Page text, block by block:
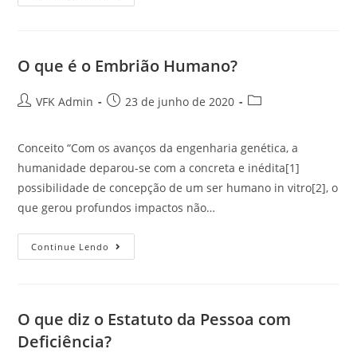
O que é o Embrião Humano?
VFK Admin 23 de junho de 2020
Conceito “Com os avanços da engenharia genética, a
humanidade deparou-se com a concreta e inédita[1]
possibilidade de concepção de um ser humano in vitro[2], o
que gerou profundos impactos não…
Continue Lendo
O que diz o Estatuto da Pessoa com
Deficiência?